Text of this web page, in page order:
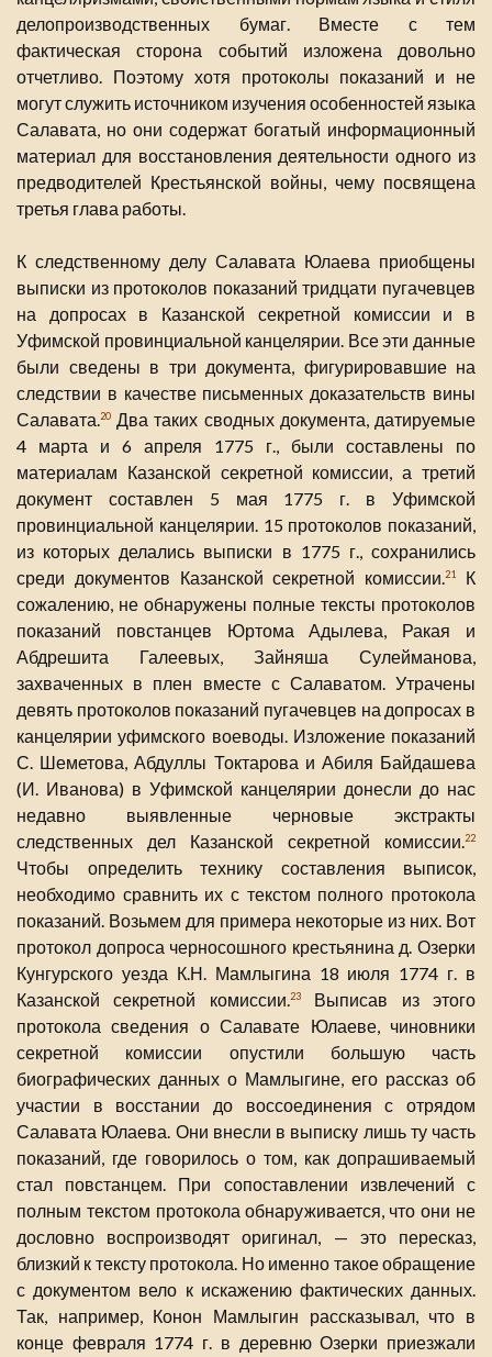
делопроизводственных бумаг. Вместе с тем
фактическая сторона событий изложена довольно
отчетливо. Поэтому хотя протоколы показаний и не
могут служить источником изучения особенностей языка
Салавата, но они содержат богатый информационный
материал для восстановления деятельности одного из
предводителей Крестьянской войны, чему посвящена
третья глава работы.
К следственному делу Салавата Юлаева приобщены
выписки из протоколов показаний тридцати пугачевцев
на допросах в Казанской секретной комиссии и в
Уфимской провинциальной канцелярии. Все эти данные
были сведены в три документа, фигурировавшие на
следствии в качестве письменных доказательств вины
Салавата.20 Два таких сводных документа, датируемые
4 марта и 6 апреля 1775 г., были составлены по
материалам Казанской секретной комиссии, а третий
документ составлен 5 мая 1775 г. в Уфимской
провинциальной канцелярии. 15 протоколов показаний,
из которых делались выписки в 1775 г., сохранились
среди документов Казанской секретной комиссии.21К
сожалению, не обнаружены полные тексты протоколов
показаний повстанцев Юртома Адылева, Ракая и
Абдрешита Галеевых, Зайняша Сулейманова,
захваченных в плен вместе с Салаватом. Утрачены
девять протоколов показаний пугачевцев на допросах в
канцелярии уфимского воеводы. Изложение показаний
С. Шеметова, Абдуллы Токтарова и Абиля Байдашева
(И. Иванова) в Уфимской канцелярии донесли до нас
недавно выявленные черновые экстракты
следственных дел Казанской секретной комиссии.22
Чтобы определить технику составления выписок,
необходимо сравнить их с текстом полного протокола
показаний. Возьмем для примера некоторые из них. Вот
протокол допроса черносошного крестьянина д. Озерки
Кунгурского уезда К.Н. Мамлыгина 18 июля 1774 г. в
Казанской секретной комиссии.23Выписав из этого
протокола сведения о Салавате Юлаеве, чиновники
секретной комиссии опустили большую часть
биографических данных о Мамлыгине, его рассказ об
участии в восстании до воссоединения с отрядом
Салавата Юлаева. Они внесли в выписку лишь ту часть
показаний, где говорилось о том, как допрашиваемый
стал повстанцем. При сопоставлении извлечений с
полным текстом протокола обнаруживается, что они не
дословно воспроизводят оригинал, — это пересказ,
близкий к тексту протокола. Но именно такое обращение
с документом вело к искажению фактических данных.
Так, например, Конон Мамлыгин рассказывал, что в
конце февраля 1774 г. в деревню Озерки приезжали